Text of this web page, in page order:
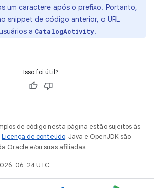
um caractere após o prefixo. Portanto,
snippet de código anterior, o URL
a CatalogActivity.
Isso foi útil?
de código nesta página estão sujeitos às
Licença de conteúdo. Java e OpenJDK são
Oracle e/ou suas afiliadas.
06-24 UTC.